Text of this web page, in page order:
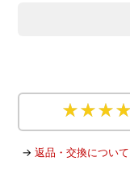
→ 返品・交換について